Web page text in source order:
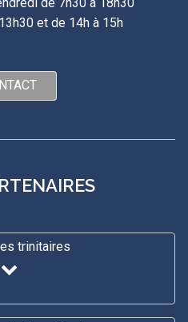
de 7h30 à 18h30
et de 14h à 15h
trinitaires